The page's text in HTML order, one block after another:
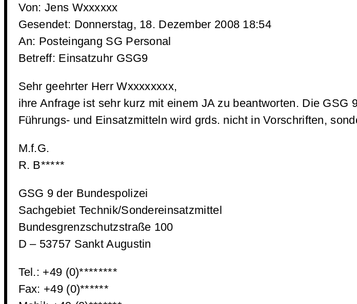
Von: Jens Wxxxxxx
Gesendet: Donnerstag, 18. Dezember 2008 18:54
An: Posteingang SG Personal
Betreff: Einsatzuhr GSG9
Sehr geehrter Herr Wxxxxxxxx,
ihre Anfrage ist sehr kurz mit einem JA zu beantworten. Die
Führungs- und Einsatzmitteln wird grds. nicht in Vorschriften,
M.f.G.
R. B*****
GSG 9 der Bundespolizei
Sachgebiet Technik/Sondereinsatzmittel
Bundesgrenzschutzstraße 100
D – 53757 Sankt Augustin
Tel.: +49 (0)********
Fax: +49 (0)******